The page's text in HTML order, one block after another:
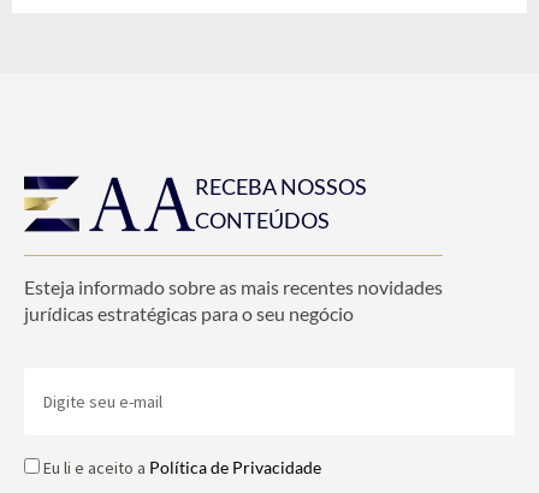
RECEBA NOSSOS
CONTEÚDOS
Esteja informado sobre as mais recentes novidades
jurídicas estratégicas para o seu negócio
Eu li e aceito a Política de Privacidade